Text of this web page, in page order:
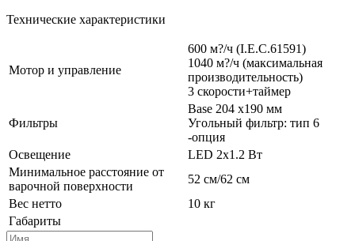
Технические характеристики
Мотор и управление
600 м?/ч (I.E.C.61591)
1040 м?/ч (максимальная
производительность)
3 скорости+таймер
Фильтры
Base 204 x190 мм
Угольный фильтр: тип 6
-опция
Освещение
LED 2x1.2 Вт
Минимальное расстояние от
варочной поверхности
52 см/62 см
Вес нетто
10 кг
Габариты